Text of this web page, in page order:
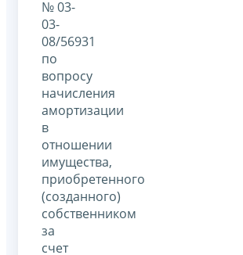
№ 03-
03-
08/56931
по
вопросу
начисления
амортизации
в
отношении
имущества,
приобретенного
(созданного)
собственником
за
счет